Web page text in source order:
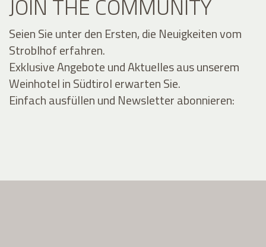
JOIN THE COMMUNITY
Seien Sie unter den Ersten, die Neuigkeiten vom
Stroblhof erfahren.
Exklusive Angebote und Aktuelles aus unserem
Weinhotel in Südtirol erwarten Sie.
Einfach ausfüllen und Newsletter abonnieren: